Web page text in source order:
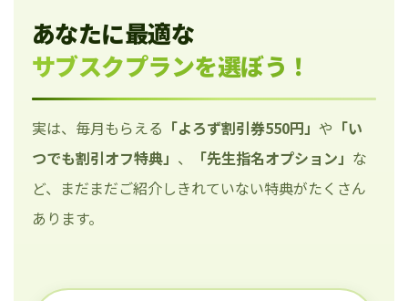
あなたに最適な
サブスクプランを選ぼう！
実は、毎月もらえる 「よろず割引券550円」 や 「い
つでも割引オフ特典」 、 「先生指名オプション」 な
ど、まだまだご紹介しきれていない特典がたくさん
あります。